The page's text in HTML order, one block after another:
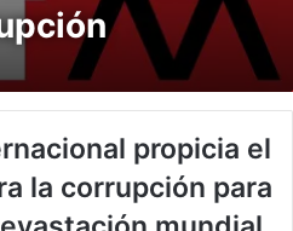
propicia el
la corrupción para